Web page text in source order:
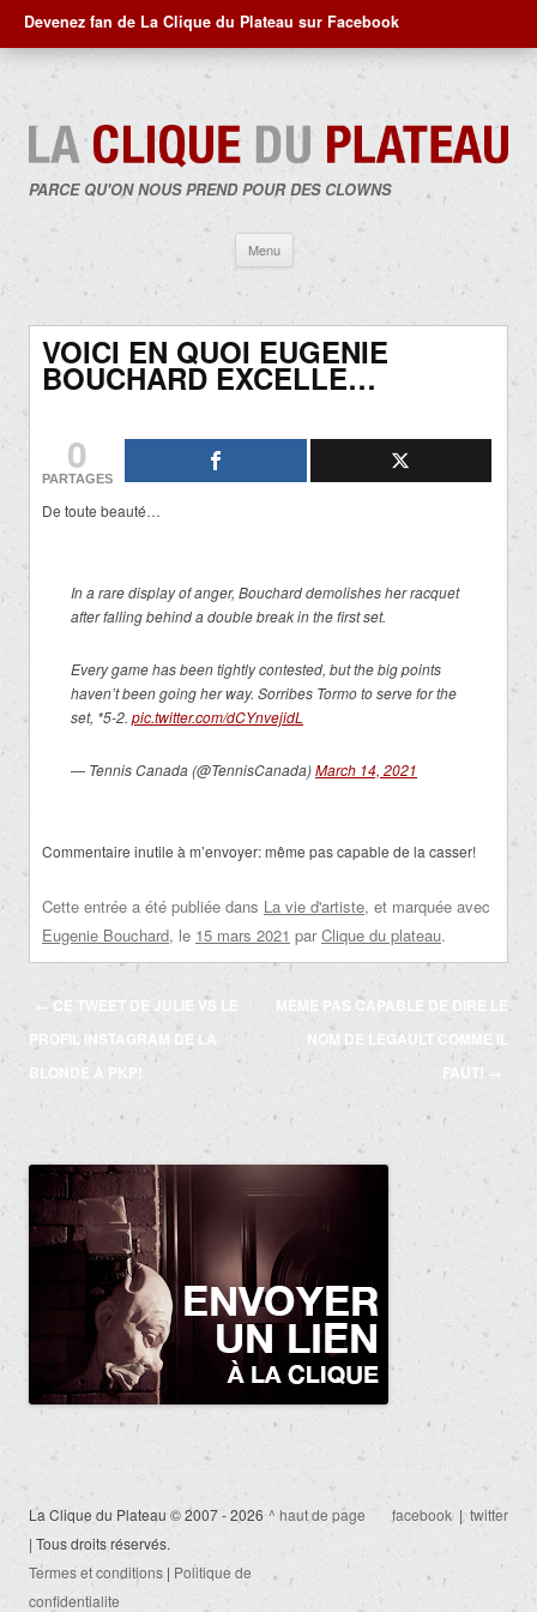
Devenez fan de La Clique du Plateau sur Facebook
PARCE QU'ON NOUS PREND POUR DES CLOWNS
Menu
contenu
VOICI EN QUOI EUGENIE
BOUCHARD EXCELLE…
0
PARTAGES
De toute beauté…
In a rare display of anger, Bouchard demolishes her racquet
after falling behind a double break in the first set.
Every game has been tightly contested, but the big points
haven’t been going her way. Sorribes Tormo to serve for the
set, *5-2. pic.twitter.com/dCYnvejidL
— Tennis Canada (@TennisCanada)March 14, 2021
Commentaire inutile à m’envoyer:même pas capable de la casser!
Cette entrée a été publiée dans La vie d'artiste, et marquée avec
Eugenie Bouchard, le 15 mars 2021 par Clique du plateau.
Navigation
des
articles
← CE TWEET DE JULIE VS LE
PROFIL INSTAGRAM DE LA
BLONDE À PKP!
MÊME PAS CAPABLE DE DIRE LE
NOM DE LEGAULT COMME IL
FAUT!
→
La Clique du Plateau © 2007 - 2026
| Tous droits réservés.
Termes et conditions | Politique de
confidentialite
^ haut de page facebook| twitter